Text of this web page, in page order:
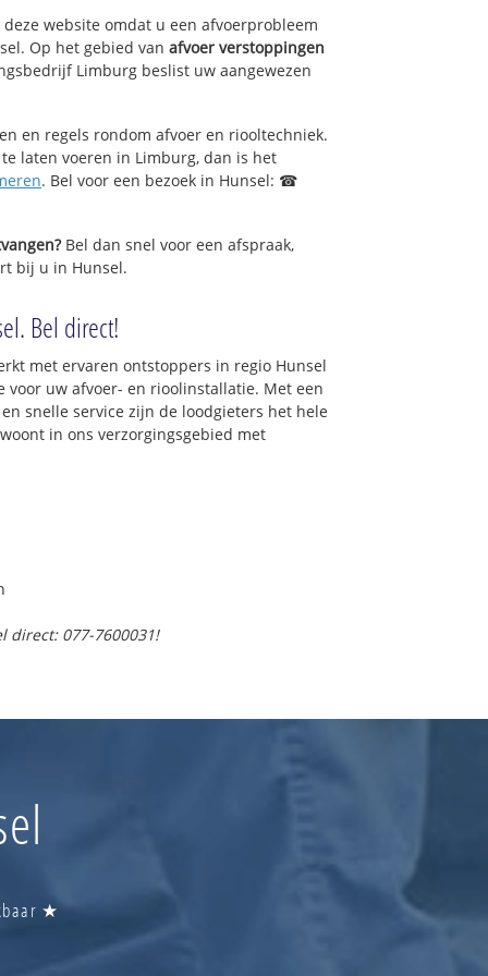
website omdat u een afvoerprobleem
Op het gebied van afvoer verstoppingen
Limburg beslist uw aangewezen
en regels rondom afvoer en riooltechniek.
laten voeren in Limburg, dan is het
. Bel voor een bezoek in Hunsel: ☎
Bel dan snel voor een afspraak,
bij u in Hunsel.
Bel direct!
met ervaren ontstoppers in regio Hunsel
voor uw afvoer- en rioolinstallatie. Met een
snelle service zijn de loodgieters het hele
in ons verzorgingsgebied met
direct: 077-7600031!
★